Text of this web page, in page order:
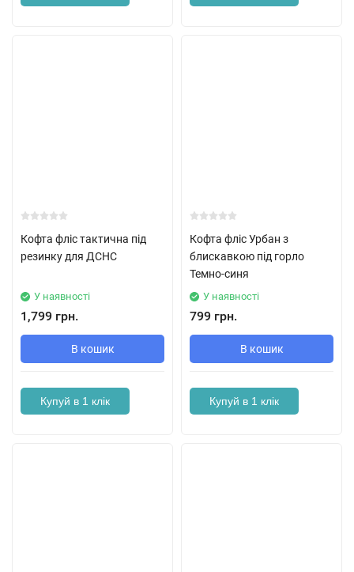
Кофта фліс тактична під
резинку для ДСНС
У наявності
1,799 грн.
В кошик
Купуй в 1 клік
Кофта фліс Урбан з
блискавкою під горло
Темно-синя
У наявності
799 грн.
В кошик
Купуй в 1 клік